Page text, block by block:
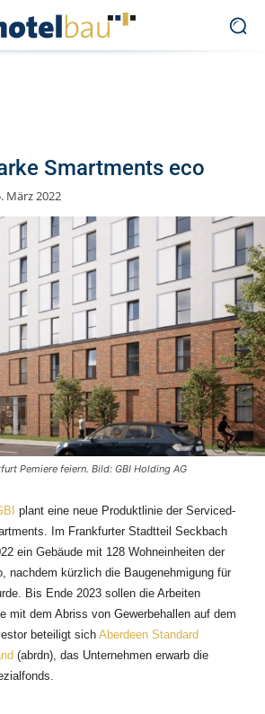
Smartments eco
März 2022
Pemiere feiern. Bild: GBI Holding AG
plant eine neue Produktlinie der Serviced-
Im Frankfurter Stadtteil Seckbach
ein Gebäude mit 128 Wohneinheiten der
nachdem kürzlich die Baugenehmigung für
Bis Ende 2023 sollen die Arbeiten
mit dem Abriss von Gewerbehallen auf dem
beteiligt sich Aberdeen Standard
(abrdn), das Unternehmen erwarb die